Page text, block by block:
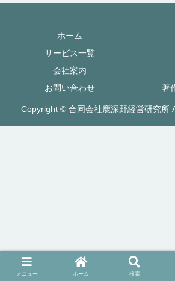
ホーム
サービス一覧
会社案内
お問い合わせ
著
Copyright © 合同会社鹿深野経営研究所
メニュー ホーム 検索